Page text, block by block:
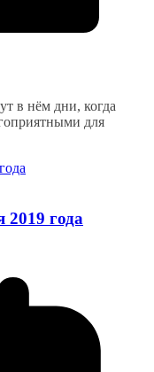
в нём дни, когда
для
2019 года